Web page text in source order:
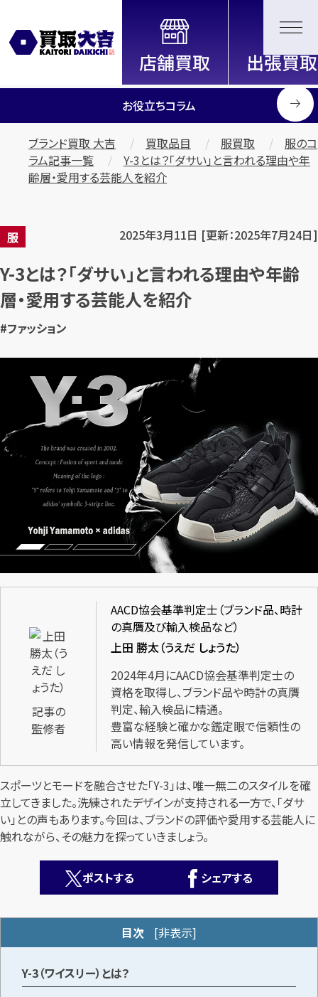
全国2200店舗以上展開中！
信頼と実績の買取専門店「買取大
吉」
カンタン無料
最短1分！今すぐ査定金額をお伝えいたします
【総合受付】24時間・年中無休(年末年始除く)
お役立ちコラム
ブランド買取 大吉 買取品目 服買取
服のコ
ラム記事一覧
Y-3とは？「ダサい」と言われる理由や年
齢層・愛用する芸能人を紹介
服 2025年3月11日 [更新：2025年7月24日]
Y-3とは？「ダサい」と言われる理由や年齢
層・愛用する芸能人を紹介
#ファッション
記事の
監修者
AACD協会基準判定士（ブランド品、時計
の真贋及び輸入検品など）
上田 勝太（うえだ しょうた）
2024年4月にAACD協会基準判定士の
資格を取得し、ブランド品や時計の真贋
判定、輸入検品に精通。
豊富な経験と確かな鑑定眼で信頼性の
高い情報を発信しています。
スポーツとモードを融合させた「Y-3」は、唯一無二のスタイルを確
立してきました。洗練されたデザインが支持される一方で、「ダサ
い」との声もあります。今回は、ブランドの評価や愛用する芸能人に
触れながら、その魅力を探っていきましょう。
ポストする シェアする
目次 [非表示]
Y-3（ワイスリー）とは？